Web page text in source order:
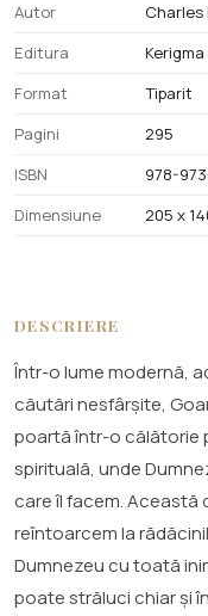
Autor
Charles
Editura
Kerigma
Format
Tiparit
Pagini
295
ISBN
978-
Dimensiune
205 x
DESCRIERE
Într-o lume modernă,
căutări nesfârșite,
poartă într-o călătorie
spirituală, unde
care îl facem. Această
reîntoarcem la
Dumnezeu cu toată
poate străluci chiar și